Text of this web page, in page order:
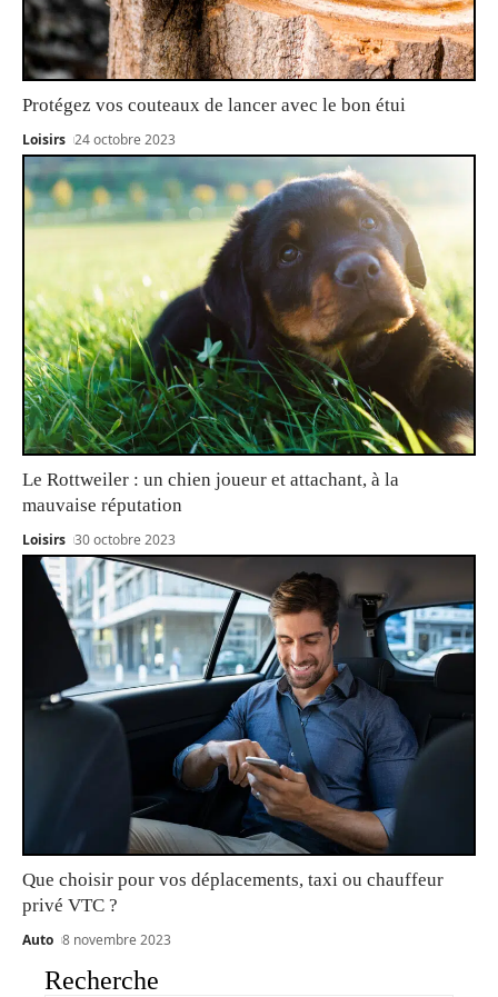
Protégez vos couteaux de lancer avec le bon étui
Loisirs 24 octobre 2023
Le Rottweiler : un chien joueur et attachant, à la
mauvaise réputation
Loisirs 30 octobre 2023
Que choisir pour vos déplacements, taxi ou chauffeur
privé VTC ?
Auto 8 novembre 2023
Recherche